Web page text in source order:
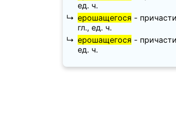
ед. ч.
↳ ерошащегося -
гл., ед. ч.
↳ ерошащегося -
ед. ч.